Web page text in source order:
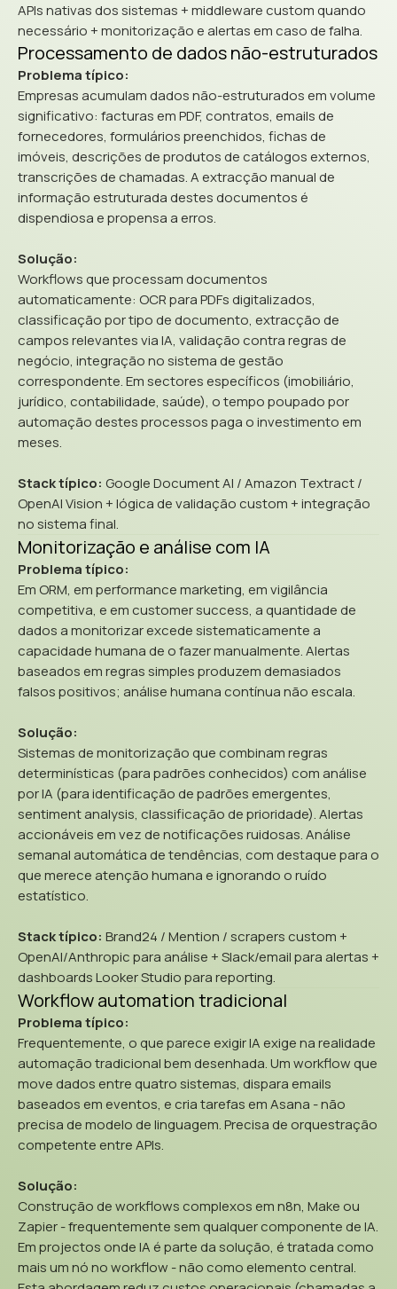
APIs nativas dos sistemas + middleware custom quando
necessário + monitorização e alertas em caso de falha.
Processamento de dados não-estruturados
Problema típico:
Empresas acumulam dados não-estruturados em volume
significativo: facturas em PDF, contratos, emails de
fornecedores, formulários preenchidos, fichas de
imóveis, descrições de produtos de catálogos externos,
transcrições de chamadas. A extracção manual de
informação estruturada destes documentos é
dispendiosa e propensa a erros.
Solução:
Workflows que processam documentos
automaticamente: OCR para PDFs digitalizados,
classificação por tipo de documento, extracção de
campos relevantes via IA, validação contra regras de
negócio, integração no sistema de gestão
correspondente. Em sectores específicos (imobiliário,
jurídico, contabilidade, saúde), o tempo poupado por
automação destes processos paga o investimento em
meses.
Stack típico: Google Document AI / Amazon Textract /
OpenAI Vision + lógica de validação custom + integração
no sistema final.
Monitorização e análise com IA
Problema típico:
Em ORM, em performance marketing, em vigilância
competitiva, e em customer success, a quantidade de
dados a monitorizar excede sistematicamente a
capacidade humana de o fazer manualmente. Alertas
baseados em regras simples produzem demasiados
falsos positivos; análise humana contínua não escala.
Solução:
Sistemas de monitorização que combinam regras
determinísticas (para padrões conhecidos) com análise
por IA (para identificação de padrões emergentes,
sentiment analysis, classificação de prioridade). Alertas
accionáveis em vez de notificações ruidosas. Análise
semanal automática de tendências, com destaque para o
que merece atenção humana e ignorando o ruído
estatístico.
Stack típico: Brand24 / Mention / scrapers custom +
OpenAI/Anthropic para análise + Slack/email para alertas +
dashboards Looker Studio para reporting.
Workflow automation tradicional
Problema típico:
Frequentemente, o que parece exigir IA exige na realidade
automação tradicional bem desenhada. Um workflow que
move dados entre quatro sistemas, dispara emails
baseados em eventos, e cria tarefas em Asana - não
precisa de modelo de linguagem. Precisa de orquestração
competente entre APIs.
Solução:
Construção de workflows complexos em n8n, Make ou
Zapier - frequentemente sem qualquer componente de IA.
Em projectos onde IA é parte da solução, é tratada como
mais um nó no workflow - não como elemento central.